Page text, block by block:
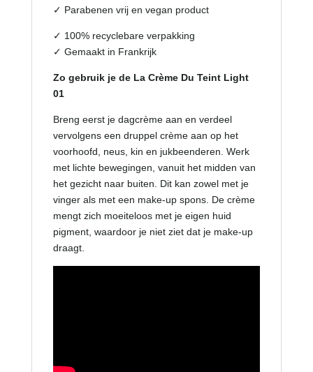
✓ Parabenen vrij en vegan product
✓ 100% recyclebare verpakking
✓ Gemaakt in Frankrijk
Zo gebruik je de La Crème Du Teint Light
01
Breng eerst je dagcrème aan en verdeel
vervolgens een druppel crème aan op het
voorhoofd, neus, kin en jukbeenderen. Werk
met lichte bewegingen, vanuit het midden van
het gezicht naar buiten. Dit kan zowel met je
vinger als met een make-up spons. De crème
mengt zich moeiteloos met je eigen huid
pigment, waardoor je niet ziet dat je make-up
draagt.